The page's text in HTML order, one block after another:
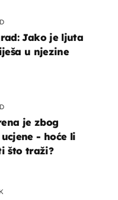
Jako je ljuta
u njezine
je zbog
- hoće li
što traži?